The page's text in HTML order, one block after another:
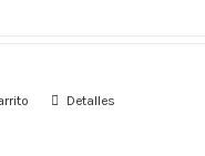
Detalles